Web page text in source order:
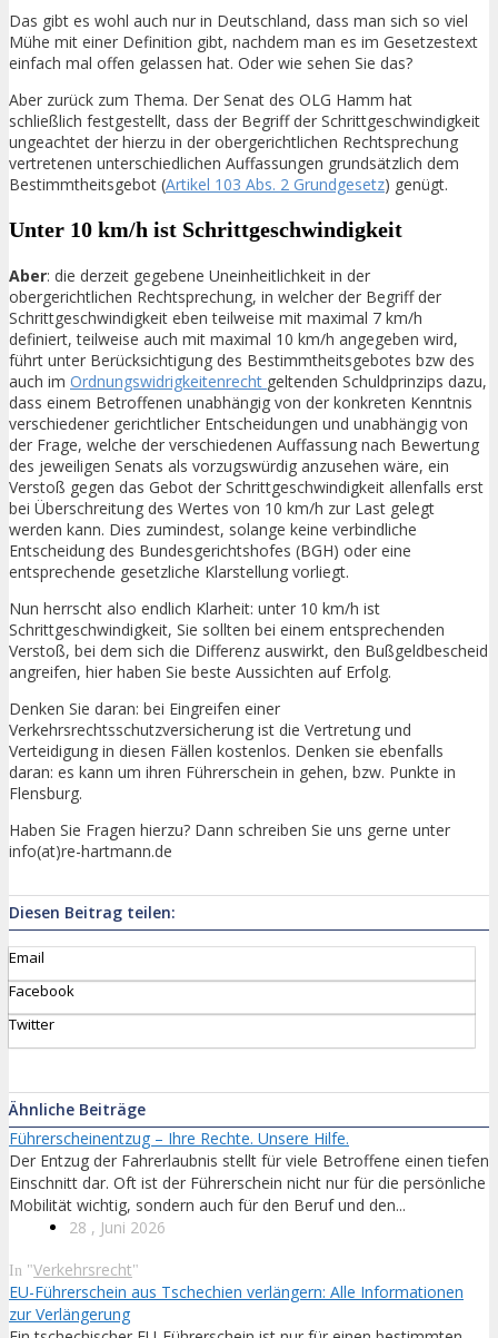
Das gibt es wohl auch nur in Deutschland, dass man sich so viel
Mühe mit einer Definition gibt, nachdem man es im Gesetzestext
einfach mal offen gelassen hat. Oder wie sehen Sie das?
Aber zurück zum Thema. Der Senat des OLG Hamm hat
schließlich festgestellt, dass der Begriff der Schrittgeschwindigkeit
ungeachtet der hierzu in der obergerichtlichen Rechtsprechung
vertretenen unterschiedlichen Auffassungen grundsätzlich dem
Bestimmtheitsgebot (Artikel 103 Abs. 2 Grundgesetz) genügt.
Unter 10 km/h ist Schrittgeschwindigkeit
Aber: die derzeit gegebene Uneinheitlichkeit in der
obergerichtlichen Rechtsprechung, in welcher der Begriff der
Schrittgeschwindigkeit eben teilweise mit maximal 7 km/h
definiert, teilweise auch mit maximal 10 km/h angegeben wird,
führt unter Berücksichtigung des Bestimmtheitsgebotes bzw des
auch im Ordnungswidrigkeitenrecht geltenden Schuldprinzips dazu,
dass einem Betroffenen unabhängig von der konkreten Kenntnis
verschiedener gerichtlicher Entscheidungen und unabhängig von
der Frage, welche der verschiedenen Auffassung nach Bewertung
des jeweiligen Senats als vorzugswürdig anzusehen wäre, ein
Verstoß gegen das Gebot der Schrittgeschwindigkeit allenfalls erst
bei Überschreitung des Wertes von 10 km/h zur Last gelegt
werden kann. Dies zumindest, solange keine verbindliche
Entscheidung des Bundesgerichtshofes (BGH) oder eine
entsprechende gesetzliche Klarstellung vorliegt.
Nun herrscht also endlich Klarheit: unter 10 km/h ist
Schrittgeschwindigkeit, Sie sollten bei einem entsprechenden
Verstoß, bei dem sich die Differenz auswirkt, den Bußgeldbescheid
angreifen, hier haben Sie beste Aussichten auf Erfolg.
Denken Sie daran: bei Eingreifen einer
Verkehrsrechtsschutzversicherung ist die Vertretung und
Verteidigung in diesen Fällen kostenlos. Denken sie ebenfalls
daran: es kann um ihren Führerschein in gehen, bzw. Punkte in
Flensburg.
Haben Sie Fragen hierzu? Dann schreiben Sie uns gerne unter
info(at)re-hartmann.de
Diesen Beitrag teilen:
Email
Facebook
Twitter
Ähnliche Beiträge
Führerscheinentzug – Ihre Rechte. Unsere Hilfe.
Der Entzug der Fahrerlaubnis stellt für viele Betroffene einen tiefen
Einschnitt dar. Oft ist der Führerschein nicht nur für die persönliche
Mobilität wichtig, sondern auch für den Beruf und den...
28 , Juni 2026
In "Verkehrsrecht"
EU-Führerschein aus Tschechien verlängern: Alle Informationen
zur Verlängerung